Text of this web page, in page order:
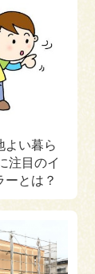
よい暮ら
注目のイ
ーとは？